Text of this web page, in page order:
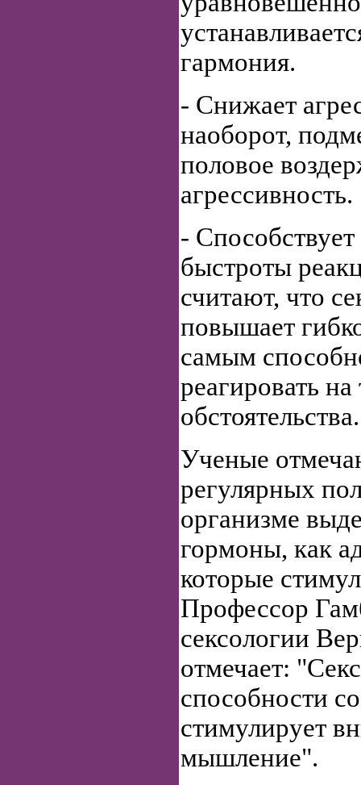
гармония.
- Снижает
наоборот,
половое
агрессивность.
-
быстроты
считают, что
повышает
самым
реагировать
обстоятельства.
Ученые
регулярных
организме
гормоны, как
которые
Профессор
сексологии
отмечает:
способности
стимулирует
мышление".